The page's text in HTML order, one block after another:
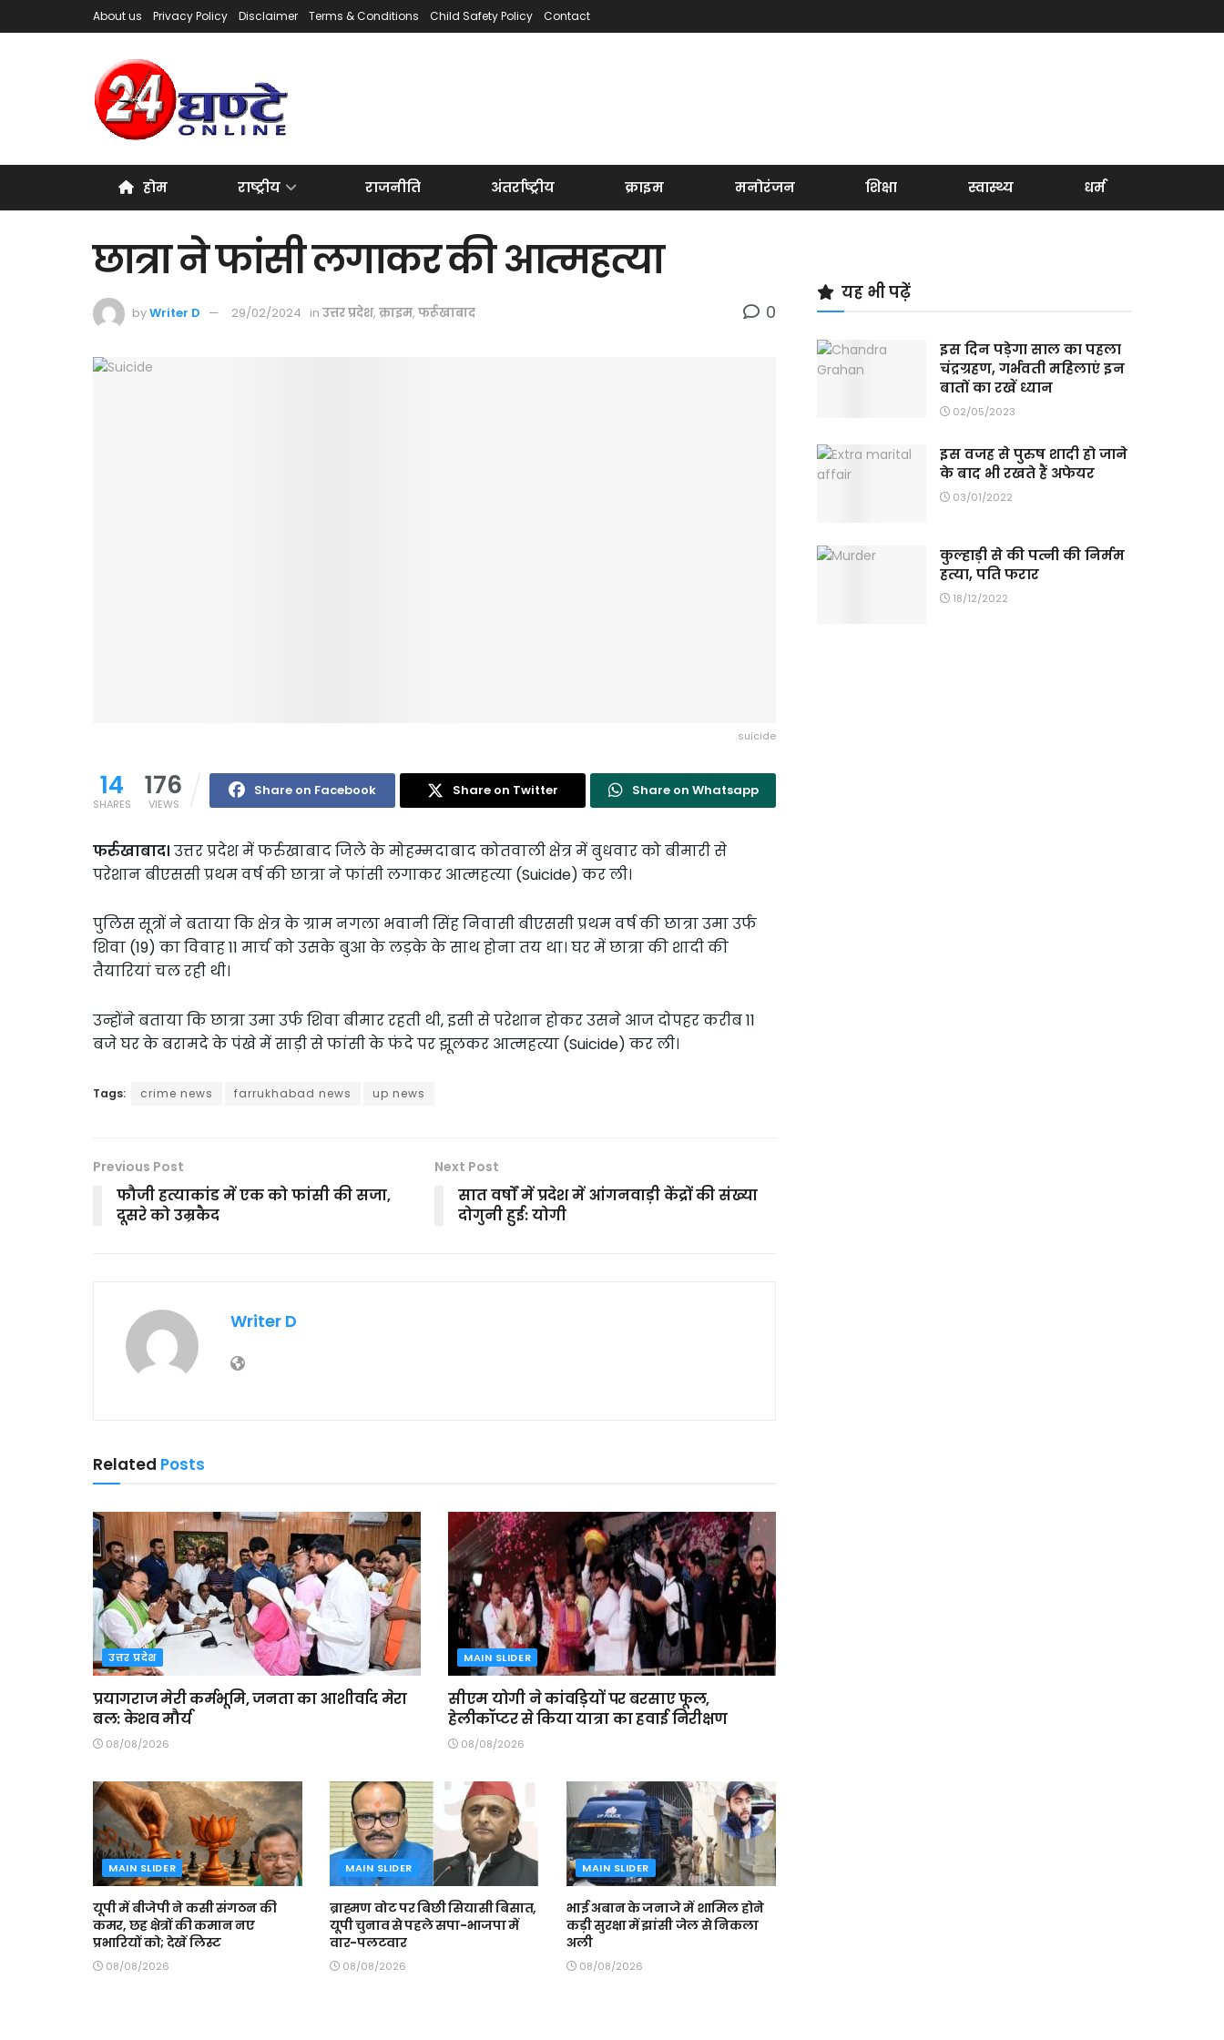
About us Privacy Policy Disclaimer Terms & Conditions Child Safety Policy Contact
होम राष्ट्रीय राजनीति अंतर्राष्ट्रीय क्राइम मनोरंजन शिक्षा स्वास्थ्य धर्म
छात्रा ने फांसी लगाकर की आत्महत्या
byWriter D 29/02/2024 in उत्तर प्रदेश, क्राइम, फर्रूखाबाद 0
suicide
14
SHARES
176
VIEWS
Share on Facebook Share on Twitter Share on Whatsapp
फर्रुखाबाद। उत्तर प्रदेश में फर्रुखाबाद जिले के मोहम्मदाबाद कोतवाली क्षेत्र में बुधवार को बीमारी से
परेशान बीएससी प्रथम वर्ष की छात्रा ने फांसी लगाकर आत्महत्या (Suicide) कर ली।
पुलिस सूत्रों ने बताया कि क्षेत्र के ग्राम नगला भवानी सिंह निवासी बीएससी प्रथम वर्ष की छात्रा उमा उर्फ
शिवा (19) का विवाह 11 मार्च को उसके बुआ के लड़के के साथ होना तय था। घर में छात्रा की शादी की
तैयारियां चल रही थी।
उन्होंने बताया कि छात्रा उमा उर्फ शिवा बीमार रहती थी, इसी से परेशान होकर उसने आज दोपहर करीब 11
बजे घर के बरामदे के पंखे में साड़ी से फांसी के फंदे पर झूलकर आत्महत्या (Suicide) कर ली।
Tags: crime news farrukhabad news up news
Previous Post
फौजी हत्याकांड में एक को फांसी की सजा,
दूसरे को उम्रकैद
Next Post
सात वर्षों में प्रदेश में आंगनवाड़ी केंद्रों की संख्या
दोगुनी हुई: योगी
Writer D
Related Posts
उत्तर प्रदेश
प्रयागराज मेरी कर्मभूमि, जनता का आशीर्वाद मेरा
बल: केशव मौर्य
08/08/2026
MAIN SLIDER
सीएम योगी ने कांवड़ियों पर बरसाए फूल,
हेलीकॉप्टर से किया यात्रा का हवाई निरीक्षण
08/08/2026
MAIN SLIDER
यूपी में बीजेपी ने कसी संगठन की
कमर, छह क्षेत्रों की कमान नए
प्रभारियों को; देखें लिस्ट
08/08/2026
MAIN SLIDER
ब्राह्मण वोट पर बिछी सियासी बिसात,
यूपी चुनाव से पहले सपा-भाजपा में
वार-पलटवार
08/08/2026
MAIN SLIDER
भाई अबान के जनाजे में शामिल होने
कड़ी सुरक्षा में झांसी जेल से निकला
अली
08/08/2026
यह भी पढ़ें
इस दिन पड़ेगा साल का पहला
चंद्रग्रहण, गर्भवती महिलाएं इन
बातों का रखें ध्यान
02/05/2023
इस वजह से पुरुष शादी हो जाने
के बाद भी रखते हैं अफेयर
03/01/2022
कुल्हाड़ी से की पत्नी की निर्मम
हत्या, पति फरार
18/12/2022